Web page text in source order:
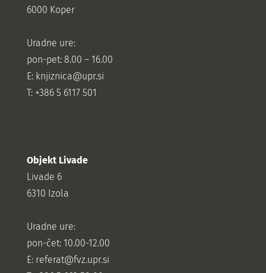
6000 Koper
Uradne ure:
pon-pet: 8.00 – 16.00
E: knjiznica@upr.si
T: +386 5 6117 501
Objekt Livade
Livade 6
6310 Izola
Uradne ure:
pon-čet: 10.00-12.00
E: referat@fvz.upr.si